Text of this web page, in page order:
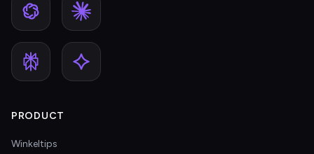
PRODUCT
Winkeltips